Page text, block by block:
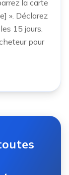
la carte
». Déclarez
15 jours.
pour